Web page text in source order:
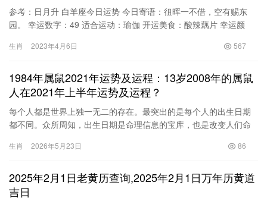
参考：日月升 白羊座今日运势 今日寄语：徂晖一不借，空有赐东
园。 幸运数字：49 适合运动：瑜伽 开运美食：酸辣藕片 幸运颜
生肖 2023年4月6日 567
1984年属鼠2021年运势及运程：13岁2008年的属鼠
人在2021年上半年运势及运程？
每个人都是世界上独一无二的存在。最突出的是每个人的出生日期
都不同。众所周知，出生日期是命理信息的宝库，也是改变人们命
命理来现实地指导自己的生活，则必须了解今年上半年的短暂命
生肖 2026年5月23日 86
2025年2月1日老黄历查询,2025年2月1日万年历黄道
吉日